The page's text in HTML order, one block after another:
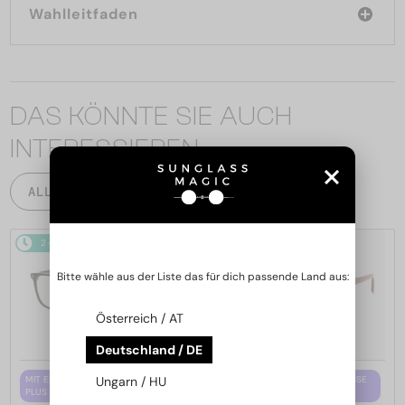
Wahlleitfaden
DAS KÖNNTE SIE AUCH
INTERESSIEREN
ALLE PRODUKTE
2-4 WERKTAGE
MIT EINER EINSTÄRKENGLASLINSE
PLUS 65 EUR
MIT EINER EINSTÄRKENGLASLINSE
Bitte wähle aus der Liste das für dich passende Land aus:
Österreich / AT
Deutschland / DE
Ungarn / HU